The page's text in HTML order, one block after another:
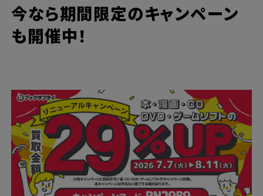
今なら期間限定のキャンペーン
も開催中！